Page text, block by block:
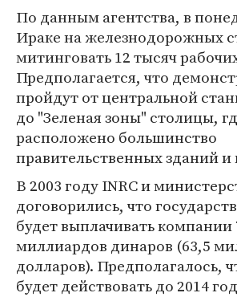
По данным агентства, в
Ираке на железнодорожных
митинговать 12 тысяч
Предполагается, что
пройдут от центральной
до "Зеленая зоны" столицы,
расположено большинство
правительственных зданий и
В 2003 году INRC и
договорились, что
будет выплачивать компании
миллиардов динаров (63,5
долларов). Предполагалось,
будет действовать до 2014